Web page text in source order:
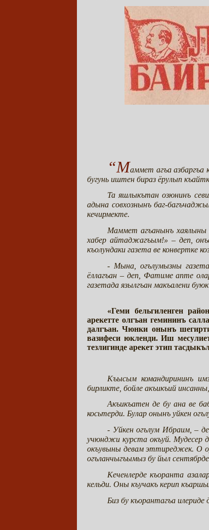
“Маммет агъа
бугунь иштен бираз ёрулып
Та яшлыкътан озюнинъ
адына совхознынъ баг-
кечирмекте.
Маммет агъанынъ хаялыны
хабер айтаджагъым!» – деп,
къолундаки газета ве конвертке
- Мына, огълумызны
ёллагъан – деп, Фатиме апте
газетада язылгъан макъалени
«Геми бельгиленген
арекетте олгъан гемининъ
далгъан. Чюнки онынъ
вазифеси юкленди. Иш
тезлигинде арекет этип
Къысым командирининъ
бирликте, бойле акъикъий
Акъикъатен де бу ана ве
косьтерди. Булар онынъ уйкен
- Уйкен огълум Ибраим, –
учюнджи курста окъуй. Мудесер
окъувыны девам эттиреджек. О
огъланчыгъымыз бу йыл
Кеченлерде къоранта
кельди. Оны къучакъ керип
Биз бу къорантагъа